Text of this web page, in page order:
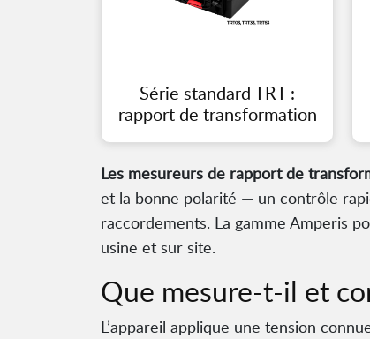
Série standard TRT :
rapport de transformation
Les mesureurs de rapport de
et la bonne polarité — un contrôle
raccordements. La gamme Amperis
usine et sur site.
Que mesure-t-il et
L’appareil applique une tension